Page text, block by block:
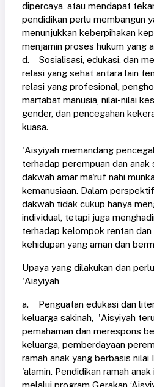
dipercaya, atau mendapat
pendidikan perlu membangun
menunjukkan keberpihakan
menjamin proses hukum yang
d. Sosialisasi, edukasi, dan
relasi yang sehat antara lain
relasi yang profesional,
martabat manusia, nilai-nilai
gender, dan pencegahan
kuasa.
'Aisyiyah memandang
terhadap perempuan dan anak
dakwah amar ma'ruf nahi
kemanusiaan. Dalam
dakwah tidak cukup hanya
individual, tetapi juga
terhadap kelompok rentan
kehidupan yang aman dan
Upaya yang dilakukan dan
'Aisyiyah
a. Penguatan edukasi dan
keluarga sakinah, 'Aisyiyah
pemahaman dan merespons
keluarga, pemberdayaan
ramah anak yang berbasis nilai
'alamin. Pendidikan ramah